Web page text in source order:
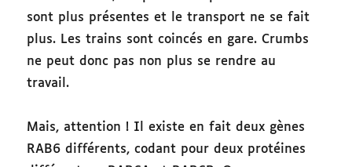
sont plus présentes et le transport ne se fait
plus. Les trains sont coincés en gare. Crumbs
ne peut donc pas non plus se rendre au
travail.
Mais, attention ! Il existe en fait deux gènes
RAB6 différents, codant pour deux protéines